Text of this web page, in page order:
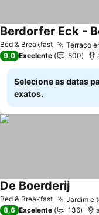
Bed & Breakfast Terraço
Berdorfer Eck -
9,0 Excelente 800
Selecione as datas
exatos.
Bed & Breakfast Jardim e
De BoerderijVer
8,6 Excelente 136